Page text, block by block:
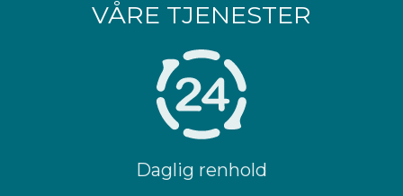
VÅRE TJENESTER
Daglig renhold